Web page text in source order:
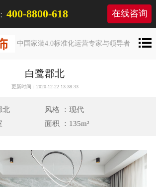
400-8800-618 在线咨询
中国家装4.0标准化运营专家与领导者
白鹭郡北
更新时间：2020-12-22 13:38:33
北
风格 ：现代
面积 ：135m²